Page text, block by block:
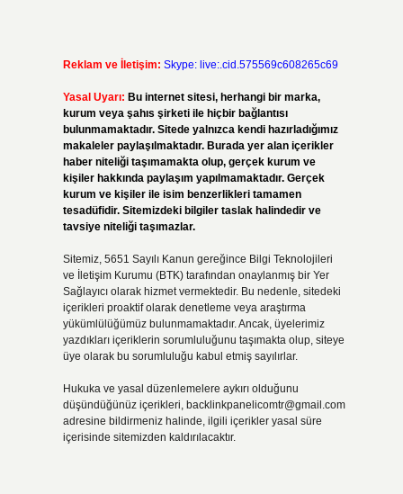
Reklam ve İletişim: Skype: live:.cid.575569c608265c69
Yasal Uyarı: Bu internet sitesi, herhangi bir marka,
kurum veya şahıs şirketi ile hiçbir bağlantısı
bulunmamaktadır. Sitede yalnızca kendi hazırladığımız
makaleler paylaşılmaktadır. Burada yer alan içerikler
haber niteliği taşımamakta olup, gerçek kurum ve
kişiler hakkında paylaşım yapılmamaktadır. Gerçek
kurum ve kişiler ile isim benzerlikleri tamamen
tesadüfidir. Sitemizdeki bilgiler taslak halindedir ve
tavsiye niteliği taşımazlar.
Sitemiz, 5651 Sayılı Kanun gereğince Bilgi Teknolojileri
ve İletişim Kurumu (BTK) tarafından onaylanmış bir Yer
Sağlayıcı olarak hizmet vermektedir. Bu nedenle, sitedeki
içerikleri proaktif olarak denetleme veya araştırma
yükümlülüğümüz bulunmamaktadır. Ancak, üyelerimiz
yazdıkları içeriklerin sorumluluğunu taşımakta olup, siteye
üye olarak bu sorumluluğu kabul etmiş sayılırlar.
Hukuka ve yasal düzenlemelere aykırı olduğunu
düşündüğünüz içerikleri, backlinkpanelicomtr@gmail.com
adresine bildirmeniz halinde, ilgili içerikler yasal süre
içerisinde sitemizden kaldırılacaktır.